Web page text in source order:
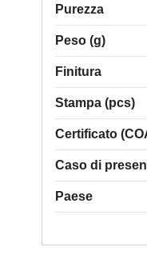
Purezza
Peso (g)
Finitura
Stampa (pcs)
Certificato
Caso di
Paese